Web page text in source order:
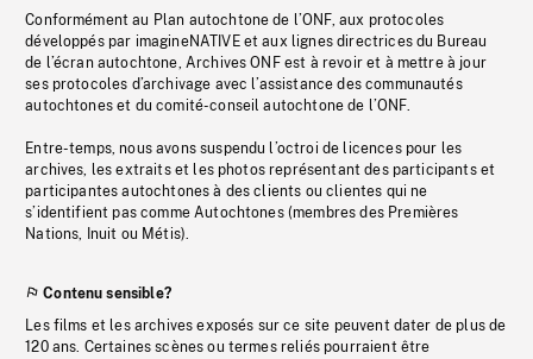
Conformément au Plan autochtone de l’ONF, aux protocoles
développés par imagineNATIVE et aux lignes directrices du Bureau
de l’écran autochtone, Archives ONF est à revoir et à mettre à jour
ses protocoles d’archivage avec l’assistance des communautés
autochtones et du comité-conseil autochtone de l’ONF.
Entre-temps, nous avons suspendu l’octroi de licences pour les
archives, les extraits et les photos représentant des participants et
participantes autochtones à des clients ou clientes qui ne
s’identifient pas comme Autochtones (membres des Premières
Nations, Inuit ou Métis).
Contenu sensible?
Les films et les archives exposés sur ce site peuvent dater de plus de
120 ans. Certaines scènes ou termes reliés pourraient être